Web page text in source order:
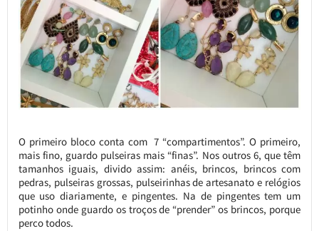
O primeiro bloco conta com 7 “compartimentos”. O primeiro,
mais fino, guardo pulseiras mais “finas”. Nos outros 6, que têm
tamanhos iguais, divido assim: anéis, brincos, brincos com
pedras, pulseiras grossas, pulseirinhas de artesanato e relógios
que uso diariamente, e pingentes. Na de pingentes tem um
potinho onde guardo os troços de “prender” os brincos, porque
perco todos.